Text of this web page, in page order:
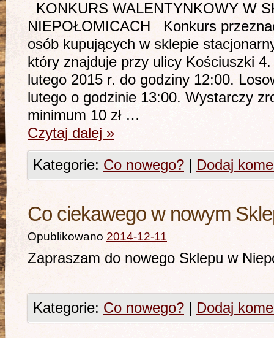
KONKURS WALENTYNKOWY W
NIEPOŁOMICACH Konkurs
osób kupujących w sklepie
który znajduje przy ulicy Kościuszki
lutego 2015 r. do godziny 12:00.
lutego o godzinie 13:00. Wystarczy
minimum 10 zł …
Czytaj dalej »
Kategorie: Co nowego? | Dodaj
Co ciekawego w nowym
Opublikowano 2014-12-11
Zapraszam do nowego
Kategorie: Co nowego? | Dodaj